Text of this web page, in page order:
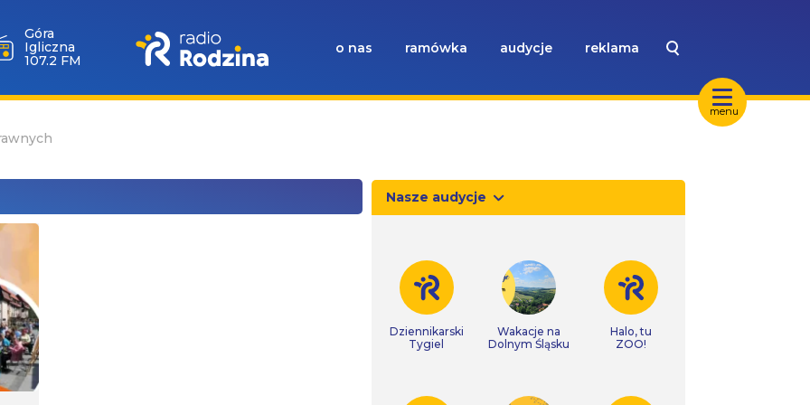
menu
Góra
Igliczna
107.2 FM
o nas ramówka audycje reklama
Nasze audycje
Dziennikarski
Tygiel
Wakacje na
Dolnym Śląsku
Halo, tu
ZOO!